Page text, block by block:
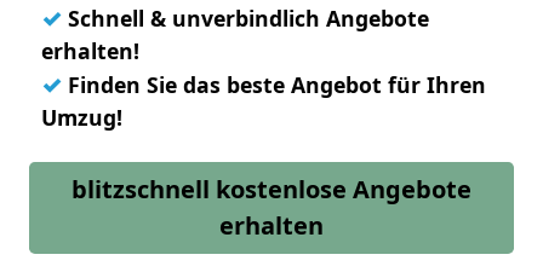
✓ Schnell & unverbindlich Angebote
erhalten!
✓ Finden Sie das beste Angebot für Ihren
Umzug!
blitzschnell kostenlose Angebote
erhalten